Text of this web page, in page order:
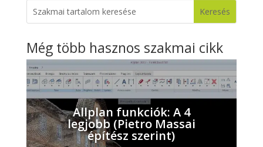
Még több hasznos szakmai cikk
Allplan funkciók: A 4
legjobb (Pietro Massai
építész szerint)